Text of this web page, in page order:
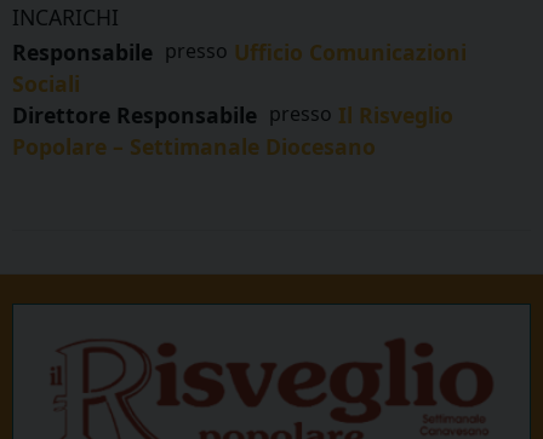
INCARICHI
Responsabile presso Ufficio Comunicazioni
Sociali
Direttore Responsabile presso Il Risveglio
Popolare – Settimanale Diocesano